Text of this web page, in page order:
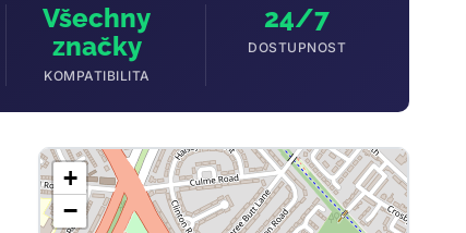
Všechny
značky
KOMPATIBILITA
24/7
DOSTUPNOST
+
−